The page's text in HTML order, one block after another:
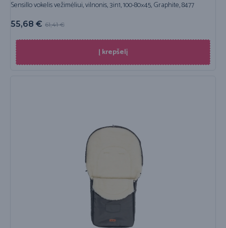
Sensillo vokelis vežimėliui, vilnonis, 3in1, 100-80×45, Graphite, 8477
61,41€
55,68 €
Į krepšelį